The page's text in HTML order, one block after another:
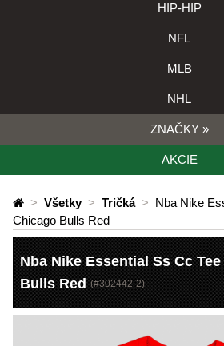
HIP-HIP
NFL
MLB
NHL
ZNAČKY »
AKCIE
> Všetky > Tričká > Nba Nike
Chicago Bulls Red
Nba Nike Essential Ss Cc
Bulls Red (#302442-2)